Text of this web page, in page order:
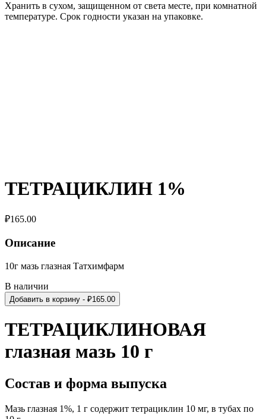
Хранить в сухом, защищенном от света месте, при комнатной
температуре. Срок годности указан на упаковке.
ТЕТРАЦИКЛИН 1%
₽165.00
Описание
10г мазь глазная Татхимфарм
В наличии
Добавить в корзину - ₽165.00
ТЕТРАЦИКЛИНОВАЯ
глазная мазь 10 г
Состав и форма выпуска
Мазь глазная 1%, 1 г содержит тетрациклин 10 мг, в тубах по